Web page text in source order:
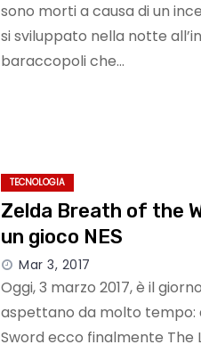
sono morti a causa di un
si sviluppato nella notte
baraccopoli che…
TECNOLOGIA
Zelda Breath of the
un gioco NES
Mar 3, 2017
Oggi, 3 marzo 2017, è il
aspettano da molto tempo:
Sword ecco finalmente The